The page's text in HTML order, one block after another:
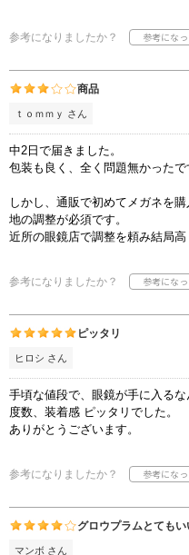
参考になりましたか？
商品
ｔｏｍｍｙ さん
中2日で届きました。
包装も良く、全く問題無かったで
しかし、通販で初めてメガネを
地の調整が必須です。
近所の眼鏡店で調整を頼み結局高
参考になりましたか？
ピッタリ
ヒロシ さん
手頃な値段で、眼鏡が手に入るな
度数、装着感 ピッタリでした。
ありがとうございます。
参考になりましたか？
グロウプラムとてもい
マンボ さん